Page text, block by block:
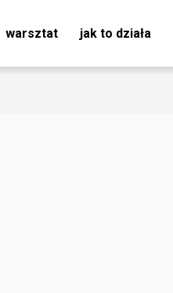
warsztat jak to działa